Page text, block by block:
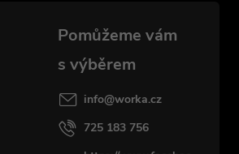
info@worka.cz
725 183 756